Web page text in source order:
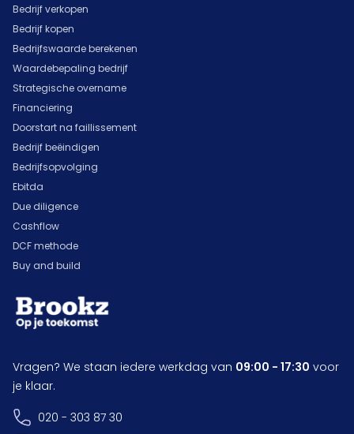
Bedrijf verkopen
Bedrijf kopen
Bedrijfswaarde berekenen
Waardebepaling bedrijf
Strategische overname
Financiering
Doorstart na faillissement
Bedrijf beëindigen
Bedrijfsopvolging
Ebitda
Due diligence
Cashflow
DCF methode
Buy and build
Vragen? We staan iedere werkdag van 09:00 - 17:30 voor
je klaar.
020 - 303 87 30